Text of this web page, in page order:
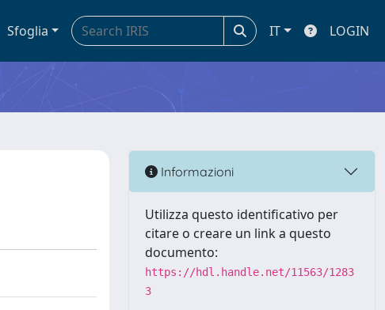
Sfoglia IT LOGIN
Informazioni
Utilizza questo identificativo per
citare o creare un link a questo
documento:
https://hdl.handle.net/11563/1283
3